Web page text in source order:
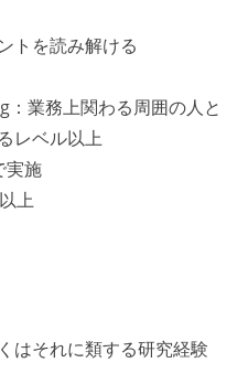
トを読み解ける
業務上関わる周囲の人と
レベル以上
実施
上
はそれに類する研究経験